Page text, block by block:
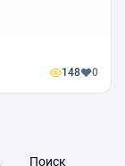
148 0
Поиск